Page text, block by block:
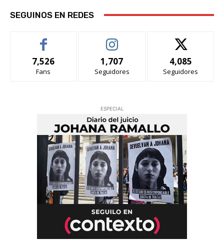
SEGUINOS EN REDES
7,526
Fans
1,707
Seguidores
4,085
Seguidores
ESPECIAL